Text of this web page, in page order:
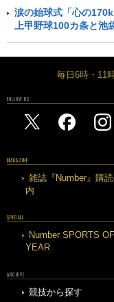
涙の始球式「心の
上甲野球100カ条と池
毎日6時・11
FOLLOW US
MAGAZINE
雑誌『Number』購
内
SPECIAL
Number SPORTS
YEAR
ARCHIVE
競技から探す